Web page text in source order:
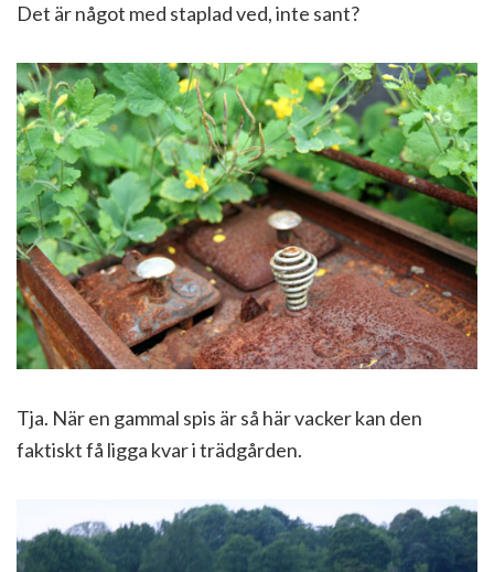
Det är något med staplad ved, inte sant?
Tja. När en gammal spis är så här vacker kan den
faktiskt få ligga kvar i trädgården.